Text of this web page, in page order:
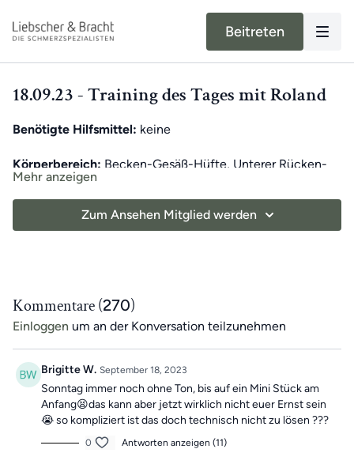
Beitreten
18.09.23 - Training des Tages mit Roland
Benötigte Hilfsmittel: keine
Körperbereich: Becken-Gesäß-Hüfte, Unterer Rücken-
Bauch
Unser moderner Alltag kann unsere Bewegung stark
auszugleichen und das
Jeden Tagerwartet dich ein7-minütiges Übungsvideo
mit Roland. AlsWochen-Highlight
30-minütiges Training, um dich motiviert zu halten!
Die Übungen bilden insgesamt ein Ganzkörpertraining mit
verschiedenen Schwerpunkten und sind somit die ideale
Mehr anzeigen
Zum Ansehen Mitglied werden
Kommentare (270)
Einloggen um an der Konversation teilzunehmen
Brigitte W. September 18, 2023
Sonntag immer noch ohne Ton, bis auf ein Mini Stück am
Anfang😫das kann aber jetzt wirklich nicht euer Ernst sein
😭 so kompliziert ist das doch technisch nicht zu lösen ???
0 Antworten anzeigen (11)